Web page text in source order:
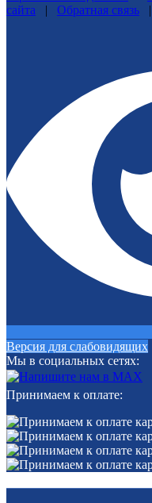
сайта
| Обратная связь |
Версия для слабовидящих
Мы в социальных сетях:
Принимаем к оплате: